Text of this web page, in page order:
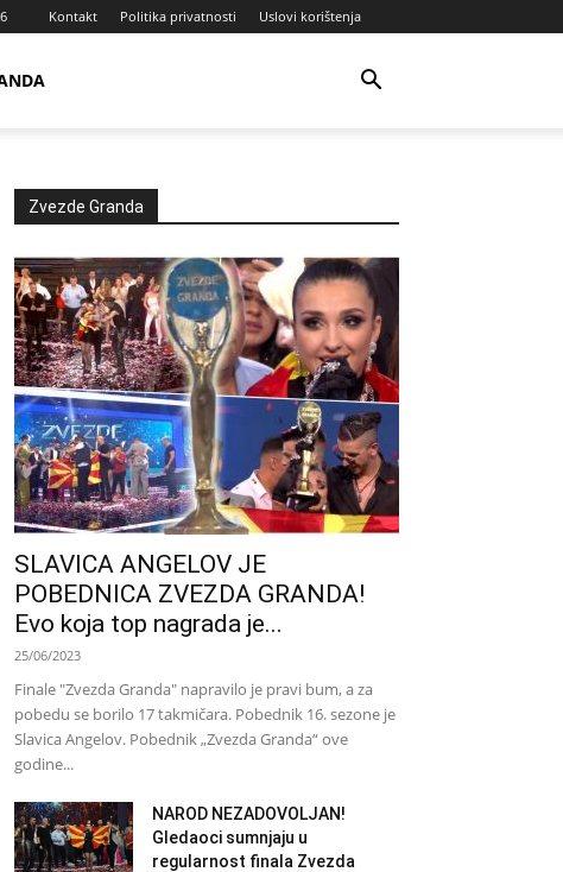
Kontakt Politika privatnosti Uslovi korištenja
Zvezde Granda
SLAVICA ANGELOV JE
POBEDNICA ZVEZDA GRANDA!
Evo koja top nagrada je...
25/06/2023
Finale "Zvezda Granda" napravilo je pravi bum, a za
pobedu se borilo 17 takmičara. Pobednik 16. sezone je
Slavica Angelov. Pobednik „Zvezda Granda“ ove
godine...
NAROD NEZADOVOLJAN!
Gledaoci sumnjaju u
regularnost finala Zvezda